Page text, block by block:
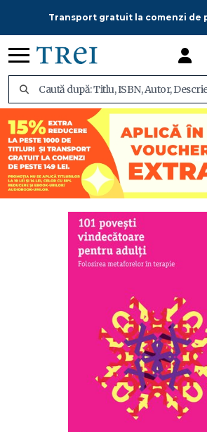
Transport gratuit la comenzi de